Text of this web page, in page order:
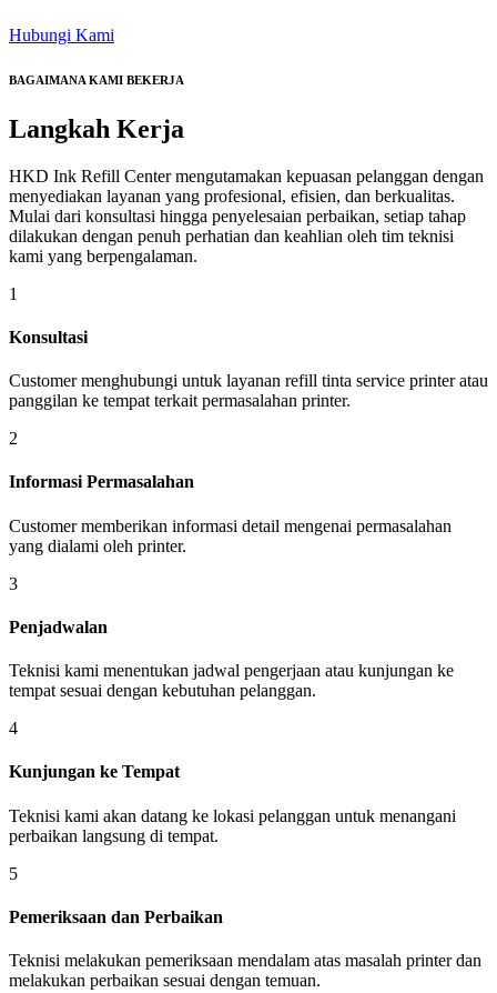
Hubungi Kami
BAGAIMANA KAMI BEKERJA
Langkah Kerja
HKD Ink Refill Center mengutamakan kepuasan pelanggan dengan
menyediakan layanan yang profesional, efisien, dan berkualitas.
Mulai dari konsultasi hingga penyelesaian perbaikan, setiap tahap
dilakukan dengan penuh perhatian dan keahlian oleh tim teknisi
kami yang berpengalaman.
1
Konsultasi
Customer menghubungi untuk layanan refill tinta service printer atau
panggilan ke tempat terkait permasalahan printer.
2
Informasi Permasalahan
Customer memberikan informasi detail mengenai permasalahan
yang dialami oleh printer.
3
Penjadwalan
Teknisi kami menentukan jadwal pengerjaan atau kunjungan ke
tempat sesuai dengan kebutuhan pelanggan.
4
Kunjungan ke Tempat
Teknisi kami akan datang ke lokasi pelanggan untuk menangani
perbaikan langsung di tempat.
5
Pemeriksaan dan Perbaikan
Teknisi melakukan pemeriksaan mendalam atas masalah printer dan
melakukan perbaikan sesuai dengan temuan.